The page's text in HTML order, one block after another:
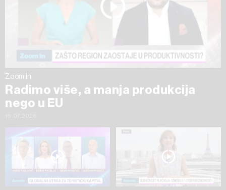
Zoom In
Radimo više, a manja produkcija
nego u EU